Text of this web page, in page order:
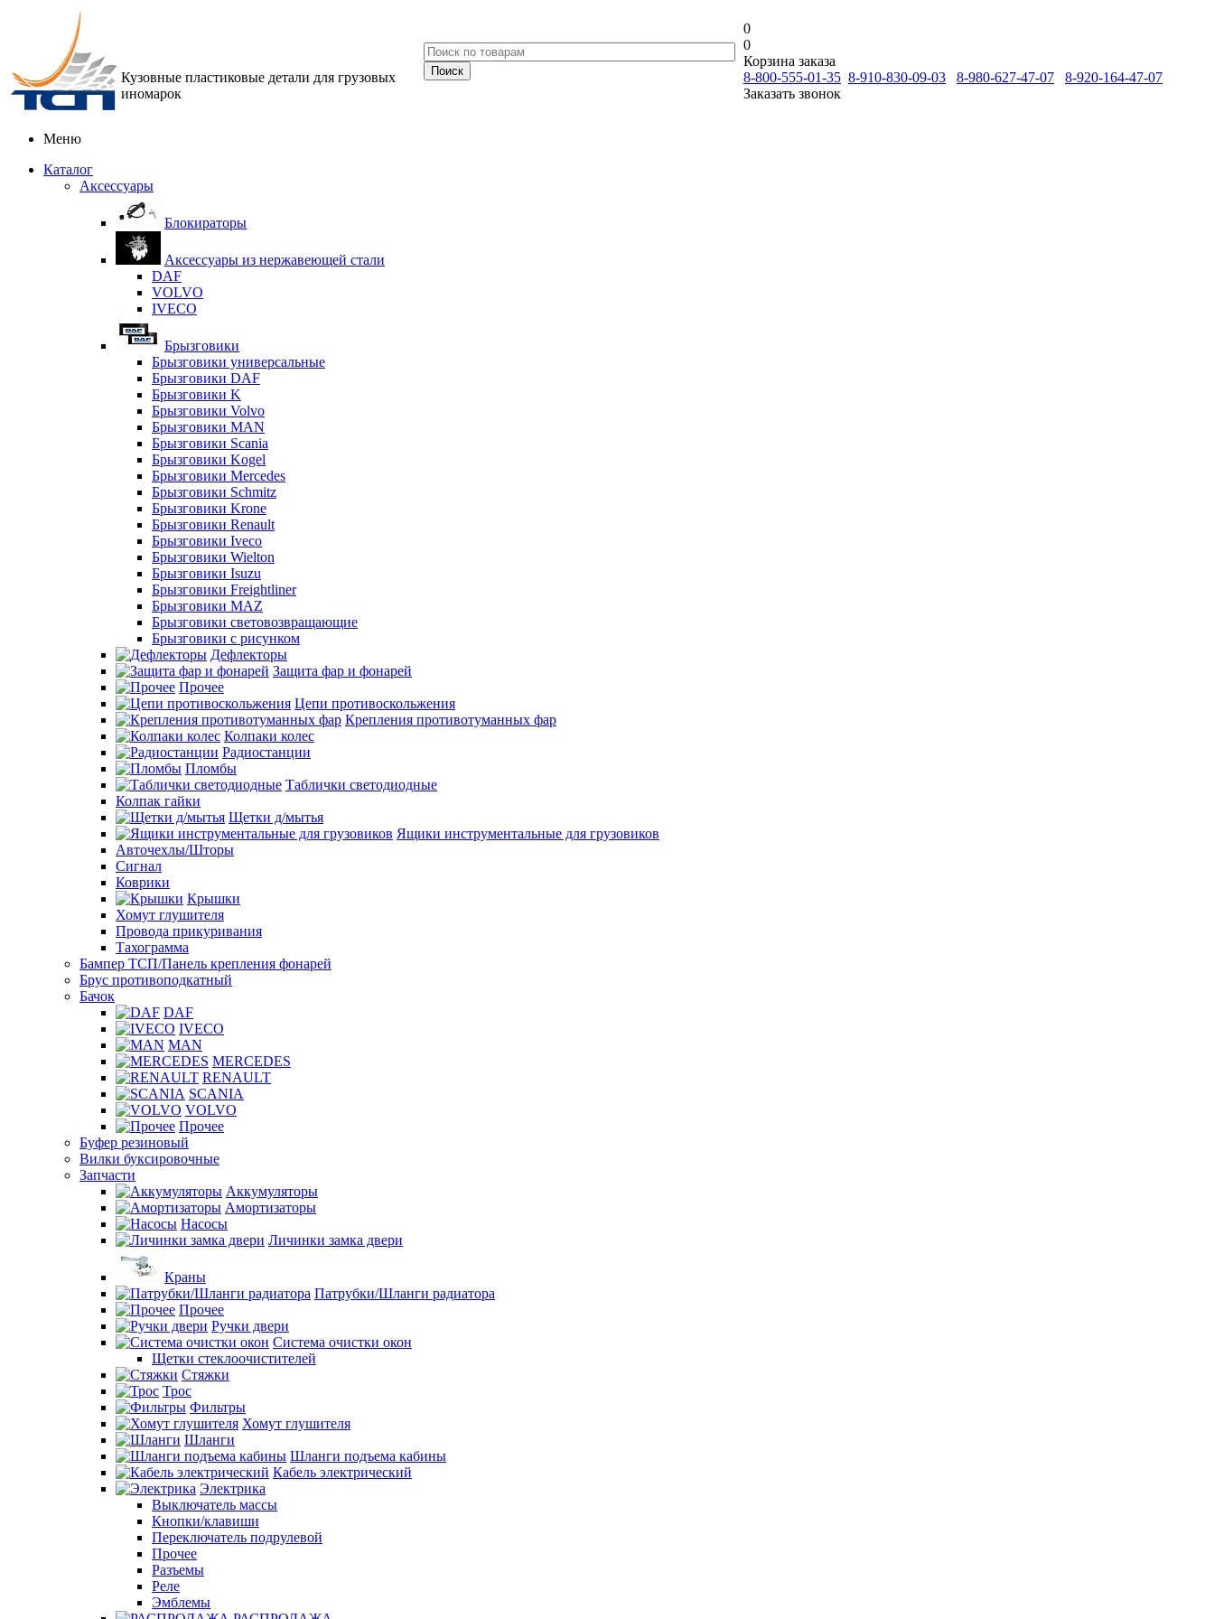
Кузовные пластиковые детали для грузовых
иномарок
0
0
Корзина заказа
8-800-555-01-35 8-910-830-09-03 8-980-627-47-07
8-920-164-47-07
Заказать звонок
Меню
Каталог
Аксессуары
Блокираторы
Аксессуары из нержавеющей стали
DAF
VOLVO
IVECO
Брызговики
Брызговики универсальные
Брызговики DAF
Брызговики K
Брызговики Volvo
Брызговики MAN
Брызговики Scania
Брызговики Kogel
Брызговики Mercedes
Брызговики Schmitz
Брызговики Krone
Брызговики Renault
Брызговики Iveco
Брызговики Wielton
Брызговики Isuzu
Брызговики Freightliner
Брызговики MAZ
Брызговики световозвращающие
Брызговики с рисунком
Дефлекторы
Защита фар и фонарей
Прочее
Цепи противоскольжения
Крепления противотуманных фар
Колпаки колес
Радиостанции
Пломбы
Таблички светодиодные
Колпак гайки
Щетки д/мытья
Ящики инструментальные для грузовиков
Авточехлы/Шторы
Сигнал
Коврики
Крышки
Хомут глушителя
Провода прикуривания
Тахограмма
Бампер ТСП/Панель крепления фонарей
Брус противоподкатный
Бачок
DAF
IVECO
MAN
MERCEDES
RENAULT
SCANIA
VOLVO
Прочее
Буфер резиновый
Вилки буксировочные
Запчасти
Аккумуляторы
Амортизаторы
Насосы
Личинки замка двери
Краны
Патрубки/Шланги радиатора
Прочее
Ручки двери
Система очистки окон
Щетки стеклоочистителей
Стяжки
Трос
Фильтры
Хомут глушителя
Шланги
Шланги подъема кабины
Кабель электрический
Электрика
Выключатель массы
Кнопки/клавиши
Переключатель подрулевой
Прочее
Разъемы
Реле
Эмблемы